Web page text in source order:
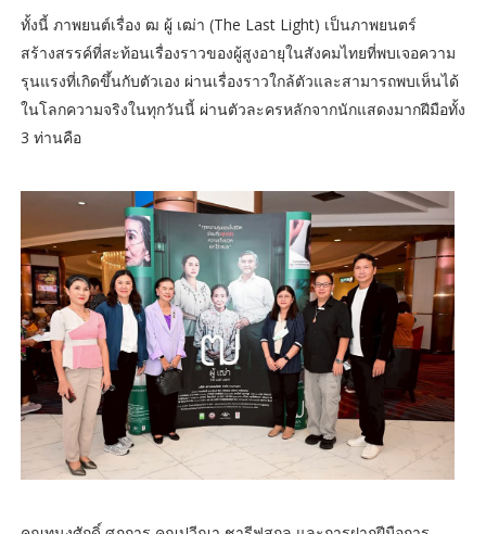
ทั้งนี้ ภาพยนต์เรื่อง ฒ ผู้ เฒ่า (The Last Light) เป็นภาพยนตร์
สร้างสรรค์ที่สะท้อนเรื่องราวของผู้สูงอายุในสังคมไทยที่พบเจอความ
รุนแรงที่เกิดขึ้นกับตัวเอง ผ่านเรื่องราวใกล้ตัวและสามารถพบเห็นได้
ในโลกความจริงในทุกวันนี้ ผ่านตัวละครหลักจากนักแสดงมากฝีมือทั้ง
3 ท่านคือ